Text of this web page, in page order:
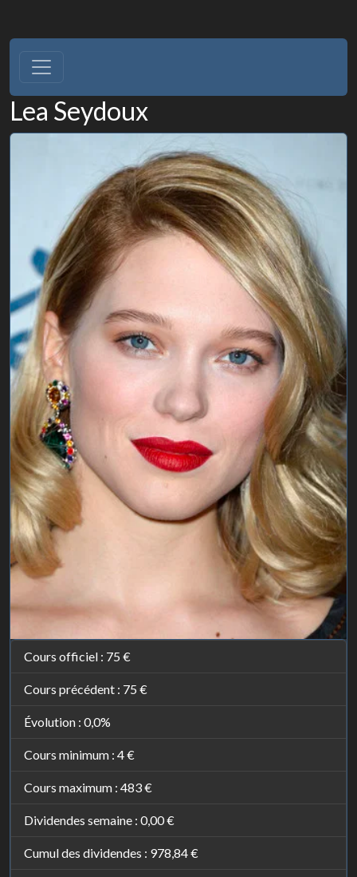
Lea Seydoux
Cours officiel : 75 €
Cours précédent : 75 €
Évolution : 0,0%
Cours minimum : 4 €
Cours maximum : 483 €
Dividendes semaine : 0,00 €
Cumul des dividendes : 978,84 €